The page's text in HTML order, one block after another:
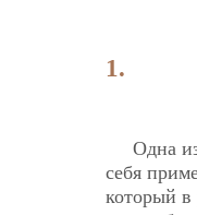
1.
Одна
себя
который в